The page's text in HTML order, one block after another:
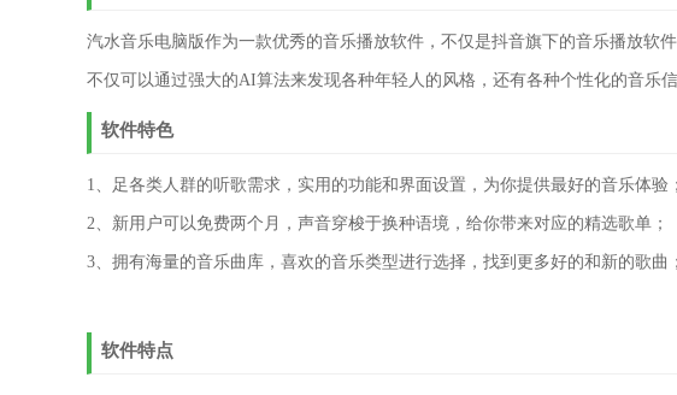
汽水音乐电脑版作为一款优秀的音乐播放软件，不仅是抖音旗下的音乐播放软
不仅可以通过强大的AI算法来发现各种年轻人的风格，还有各种个性化的音乐信
软件特色
1、足各类人群的听歌需求，实用的功能和界面设置，为你提供最好的音乐体验；
2、新用户可以免费两个月，声音穿梭于换种语境，给你带来对应的精选歌单；
3、拥有海量的音乐曲库，喜欢的音乐类型进行选择，找到更多好的和新的歌曲；
软件特点